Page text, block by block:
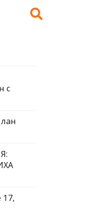
с
17,